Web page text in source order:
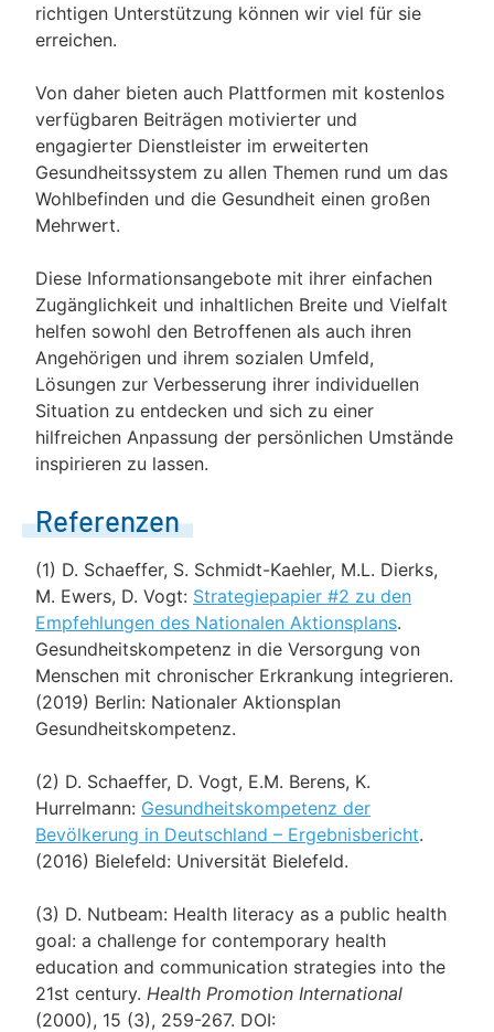
richtigen Unterstützung können wir viel für sie
erreichen.
Von daher bieten auch Plattformen mit kostenlos
verfügbaren Beiträgen motivierter und
engagierter Dienstleister im erweiterten
Gesundheitssystem zu allen Themen rund um das
Wohlbefinden und die Gesundheit einen großen
Mehrwert.
Diese Informationsangebote mit ihrer einfachen
Zugänglichkeit und inhaltlichen Breite und Vielfalt
helfen sowohl den Betroffenen als auch ihren
Angehörigen und ihrem sozialen Umfeld,
Lösungen zur Verbesserung ihrer individuellen
Situation zu entdecken und sich zu einer
hilfreichen Anpassung der persönlichen Umstände
inspirieren zu lassen.
Referenzen
(1) D. Schaeffer, S. Schmidt-Kaehler, M.L. Dierks,
M. Ewers, D. Vogt: Strategiepapier #2 zu den
Empfehlungen des Nationalen Aktionsplans.
Gesundheitskompetenz in die Versorgung von
Menschen mit chronischer Erkrankung integrieren.
(2019) Berlin: Nationaler Aktionsplan
Gesundheitskompetenz.
(2) D. Schaeffer, D. Vogt, E.M. Berens, K.
Hurrelmann: Gesundheitskompetenz der
Bevölkerung in Deutschland – Ergebnisbericht.
(2016) Bielefeld: Universität Bielefeld.
(3) D. Nutbeam: Health literacy as a public health
goal: a challenge for contemporary health
education and communication strategies into the
21st century. Health Promotion International
(2000), 15 (3), 259-267. DOI: